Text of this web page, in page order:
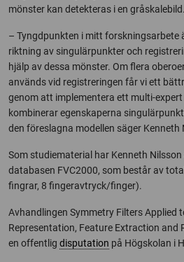
mönster kan detekteras i en gråskalebild.
– Tyngdpunkten i mitt forskningsarbete
riktning av singulärpunkter och
hjälp av dessa mönster. Om flera
används vid registreringen får vi ett
genom att implementera ett multi-
kombinerar egenskaperna
den föreslagna modellen säger Kenneth
Som studiematerial har Kenneth
databasen FVC2000, som består av
fingrar, 8 fingeravtryck/finger).
Avhandlingen Symmetry Filters Applied
Representation, Feature Extraction and
en offentlig disputation på Högskolan i